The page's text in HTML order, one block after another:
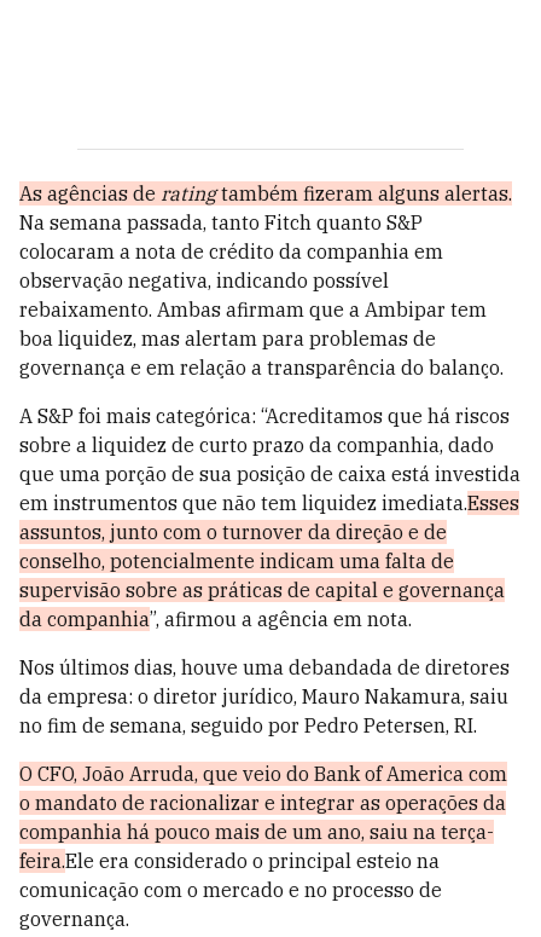
As agências de ratingtambém fizeram alguns alertas.
Na semana passada, tanto Fitch quanto S&P
colocaram a nota de crédito da companhia em
observação negativa, indicando possível
rebaixamento. Ambas afirmam que a Ambipar tem
boa liquidez, mas alertam para problemas de
governança e em relação a transparência do balanço.
A S&P foi mais categórica: “Acreditamos que há riscos
sobre a liquidez de curto prazo da companhia, dado
que uma porção de sua posição de caixa está investida
em instrumentos que não tem liquidez imediata.Esses
assuntos, junto com o turnover da direção e de
conselho, potencialmente indicam uma falta de
supervisão sobre as práticas de capital e governança
da companhia”, afirmou a agência em nota.
Nos últimos dias, houve uma debandada de diretores
da empresa: o diretor jurídico, Mauro Nakamura, saiu
no fim de semana, seguido por Pedro Petersen, RI.
O CFO, João Arruda, que veio do Bank of America com
o mandato de racionalizar e integrar as operações da
companhia há pouco mais de um ano, saiu na terça-
feira.Ele era considerado o principal esteio na
comunicação com o mercado e no processo de
governança.